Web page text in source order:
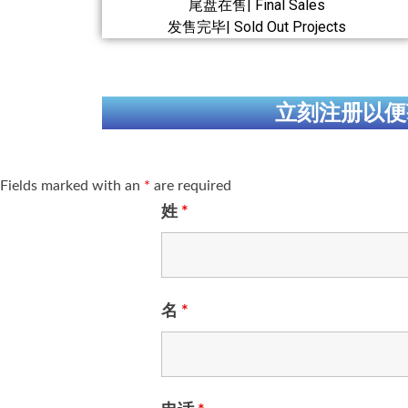
尾盘在售| Final Sales
发售完毕| Sold Out Projects
立刻注册以
Fields marked with an * are required
姓 *
名 *